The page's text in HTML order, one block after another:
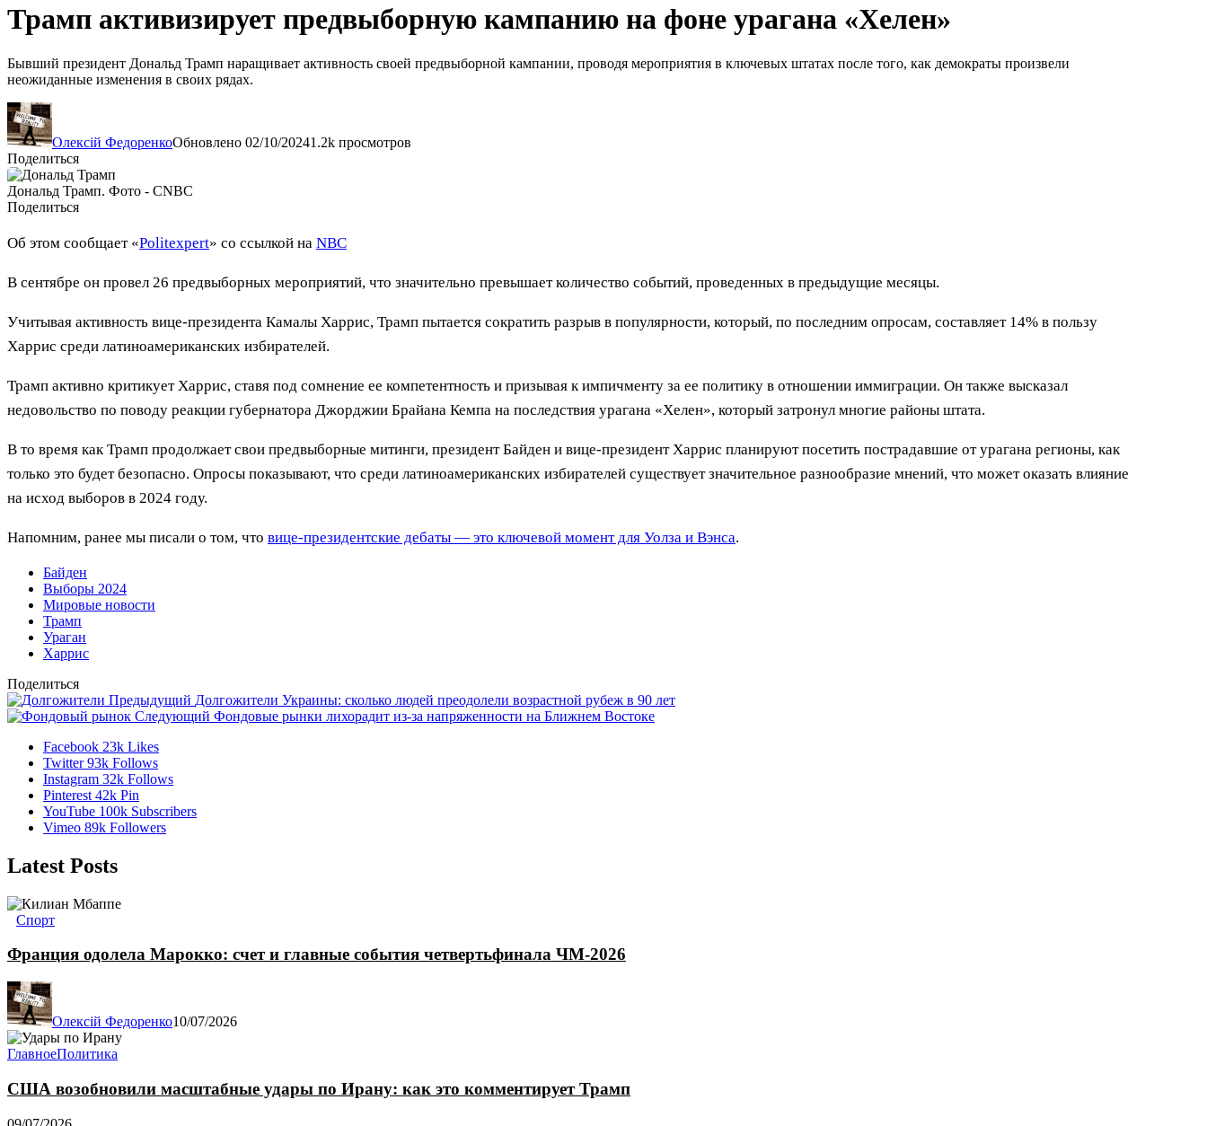
Трамп активизирует предвыборную кампанию на фоне урагана «Хелен»
Бывший президент Дональд Трамп наращивает активность своей предвыборной кампании, проводя мероприятия в ключевых штатах после того, как демократы произвели
неожиданные изменения в своих рядах.
Олексій ФедоренкоОбновлено 02/10/20241.2k просмотров
Поделиться
Дональд Трамп. Фото - CNBC
Поделиться
Об этом сообщает «Politexpert» со ссылкой на NBC
В сентябре он провел 26 предвыборных мероприятий, что значительно превышает количество событий, проведенных в предыдущие месяцы.
Учитывая активность вице-президента Камалы Харрис, Трамп пытается сократить разрыв в популярности, который, по последним опросам, составляет 14% в пользу
Харрис среди латиноамериканских избирателей.
Трамп активно критикует Харрис, ставя под сомнение ее компетентность и призывая к импичменту за ее политику в отношении иммиграции. Он также высказал
недовольство по поводу реакции губернатора Джорджии Брайана Кемпа на последствия урагана «Хелен», который затронул многие районы штата.
В то время как Трамп продолжает свои предвыборные митинги, президент Байден и вице-президент Харрис планируют посетить пострадавшие от урагана регионы, как
только это будет безопасно. Опросы показывают, что среди латиноамериканских избирателей существует значительное разнообразие мнений, что может оказать влияние
на исход выборов в 2024 году.
Напомним, ранее мы писали о том, что вице-президентские дебаты — это ключевой момент для Уолза и Вэнса.
Байден
Выборы 2024
Мировые новости
Трамп
Ураган
Харрис
Поделиться
Предыдущий Долгожители Украины: сколько людей преодолели возрастной рубеж в 90 лет
Следующий Фондовые рынки лихорадит из-за напряженности на Ближнем Востоке
Facebook 23k Likes
Twitter 93k Follows
Instagram 32k Follows
Pinterest 42k Pin
YouTube 100k Subscribers
Vimeo 89k Followers
Latest Posts
Спорт
Франция одолела Марокко: счет и главные события четвертьфинала ЧМ-2026
Олексій Федоренко10/07/2026
ГлавноеПолитика
США возобновили масштабные удары по Ирану: как это комментирует Трамп